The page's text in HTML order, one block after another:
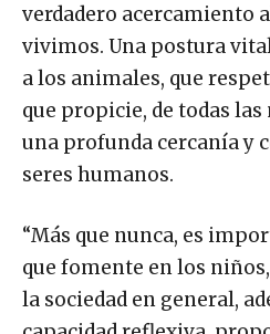
verdadero acercamiento
vivimos. Una postura
a los animales, que
que propicie, de todas
una profunda cercanía y
seres humanos.
“Más que nunca, es
que fomente en los
la sociedad en general,